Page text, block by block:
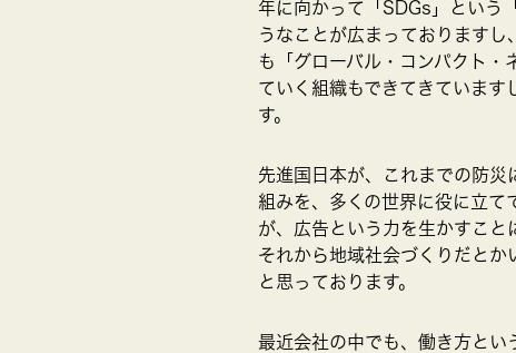
年に向かって「SDGs」という
うなことが広まっておりますし
も「グローバル・コンパクト・
ていく組織もできてきています
す。
先進国日本が、これまでの防災
組みを、多くの世界に役に立て
が、広告という力を生かすこと
それから地域社会づくりだとか
と思っております。
最近会社の中でも、働き方とい